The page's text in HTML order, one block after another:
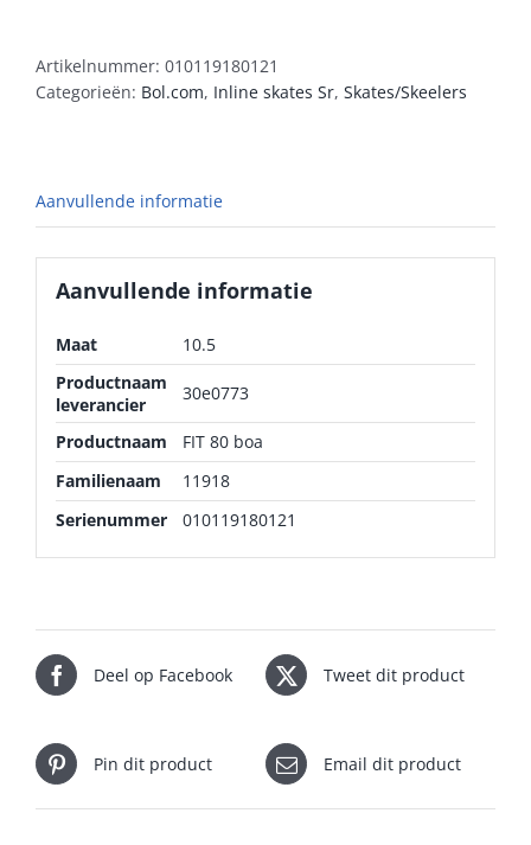
Artikelnummer: 010119180121
Categorieën: Bol.com, Inline skates Sr, Skates/Skeelers
Aanvullende informatie
Aanvullende informatie
Maat
10.5
Productnaam
leverancier
30e0773
Productnaam
FIT 80 boa
Familienaam
11918
Serienummer
010119180121
Deel op Facebook Tweet dit product
Pin dit product Email dit product